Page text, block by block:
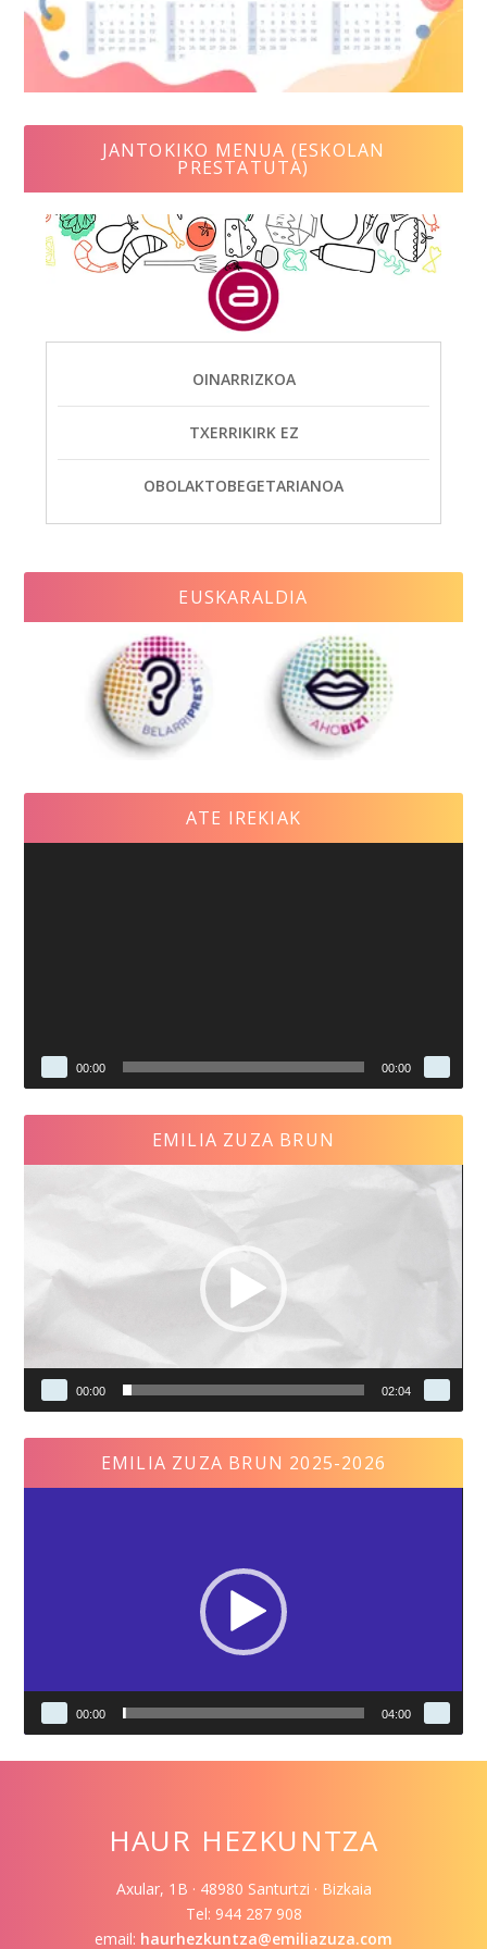
JANTOKIKO MENUA (ESKOLAN
PRESTATUTA)
OINARRIZKOA
TXERRIKIRK EZ
OBOLAKTOBEGETARIANOA
EUSKARALDIA
ATE IREKIAK
00:00 00:00
EMILIA ZUZA BRUN
00:00 02:04
EMILIA ZUZA BRUN 2025-2026
00:00 04:00
HAUR HEZKUNTZA
Axular, 1B · 48980 Santurtzi · Bizkaia
Tel: 944 287 908
email: haurhezkuntza@emiliazuza.com